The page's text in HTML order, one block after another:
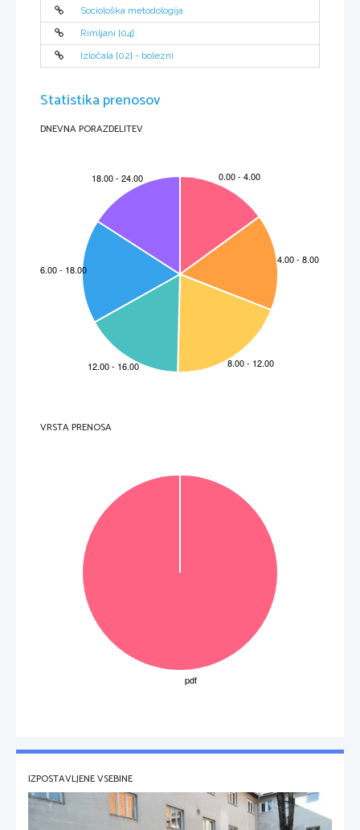
Sociološka metodologija
Rimljani [04]
Izločala [02] - bolezni
Statistika prenosov
DNEVNA PORAZDELITEV
VRSTA PRENOSA
IZPOSTAVLJENE VSEBINE